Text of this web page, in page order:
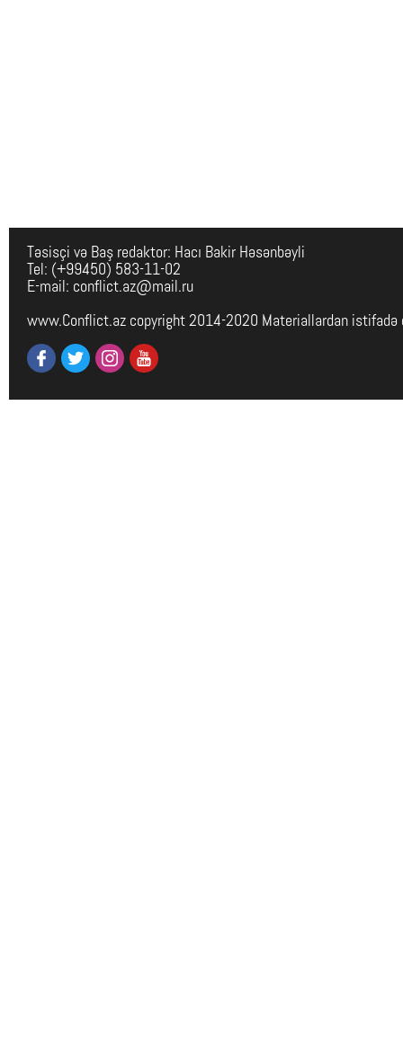
Təsisçi və Baş redaktor: Hacı Bakir Həsənbəyli
Tel: (+99450) 583-11-02
E-mail: conflict.az@mail.ru
www.Conflict.az copyright 2014-2020 Materiallardan istifadə